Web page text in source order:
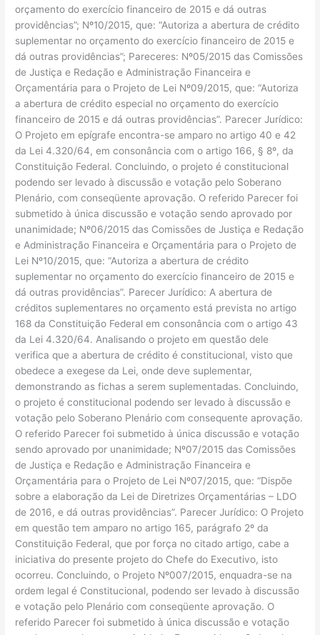
orçamento do exercício financeiro de 2015 e dá outras
providências”; Nº10/2015, que: “Autoriza a abertura de crédito
suplementar no orçamento do exercício financeiro de 2015 e
dá outras providências”; Pareceres: Nº05/2015 das Comissões
de Justiça e Redação e Administração Financeira e
Orçamentária para o Projeto de Lei Nº09/2015, que: “Autoriza
a abertura de crédito especial no orçamento do exercício
financeiro de 2015 e dá outras providências”. Parecer Jurídico:
O Projeto em epígrafe encontra-se amparo no artigo 40 e 42
da Lei 4.320/64, em consonância com o artigo 166, § 8º, da
Constituição Federal. Concluindo, o projeto é constitucional
podendo ser levado à discussão e votação pelo Soberano
Plenário, com conseqüente aprovação. O referido Parecer foi
submetido à única discussão e votação sendo aprovado por
unanimidade; Nº06/2015 das Comissões de Justiça e Redação
e Administração Financeira e Orçamentária para o Projeto de
Lei Nº10/2015, que: “Autoriza a abertura de crédito
suplementar no orçamento do exercício financeiro de 2015 e
dá outras providências”. Parecer Jurídico: A abertura de
créditos suplementares no orçamento está prevista no artigo
168 da Constituição Federal em consonância com o artigo 43
da Lei 4.320/64. Analisando o projeto em questão dele
verifica que a abertura de crédito é constitucional, visto que
obedece a exegese da Lei, onde deve suplementar,
demonstrando as fichas a serem suplementadas. Concluindo,
o projeto é constitucional podendo ser levado à discussão e
votação pelo Soberano Plenário com consequente aprovação.
O referido Parecer foi submetido à única discussão e votação
sendo aprovado por unanimidade; Nº07/2015 das Comissões
de Justiça e Redação e Administração Financeira e
Orçamentária para o Projeto de Lei Nº07/2015, que: “Dispõe
sobre a elaboração da Lei de Diretrizes Orçamentárias – LDO
de 2016, e dá outras providências”. Parecer Jurídico: O Projeto
em questão tem amparo no artigo 165, parágrafo 2º da
Constituição Federal, que por força no citado artigo, cabe a
iniciativa do presente projeto do Chefe do Executivo, isto
ocorreu. Concluindo, o Projeto Nº007/2015, enquadra-se na
ordem legal é Constitucional, podendo ser levado à discussão
e votação pelo Plenário com conseqüente aprovação. O
referido Parecer foi submetido à única discussão e votação